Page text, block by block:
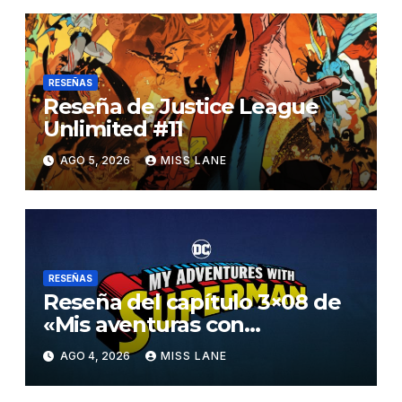
RESEÑAS
Reseña de Justice League
Unlimited #11
AGO 5, 2026 MISS LANE
RESEÑAS
Reseña del capítulo 3×08 de
«Mis aventuras con
Superman»
AGO 4, 2026 MISS LANE